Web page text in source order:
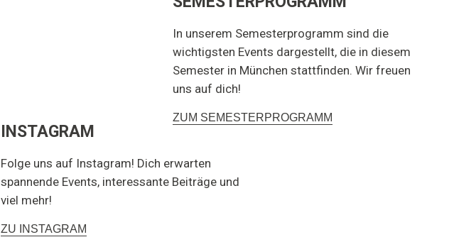
In unserem Semesterprogramm sind die
wichtigsten Events dargestellt, die in diesem
Semester in München stattfinden. Wir freuen
uns auf dich!
ZUM SEMESTERPROGRAMM
INSTAGRAM
Folge uns auf Instagram! Dich erwarten
spannende Events, interessante Beiträge und
viel mehr!
ZU INSTAGRAM